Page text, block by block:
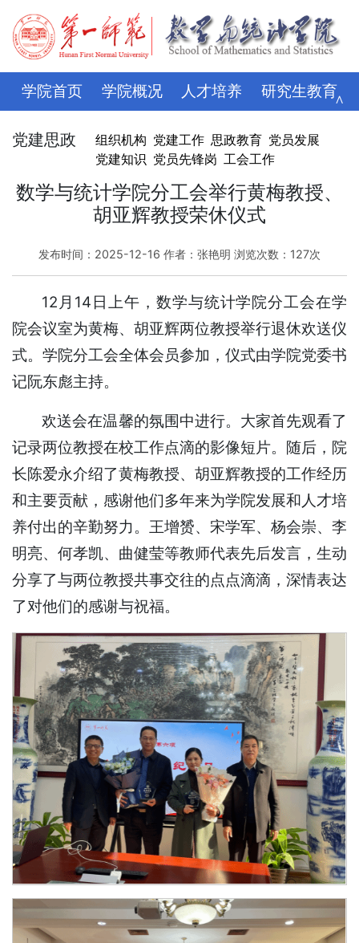
学院首页 学院概况 人才培养 研究生教育
学科科研 师资队伍 招生就业 党建思政
评建专栏 资料下载
∧
党建思政 组织机构 党建工作 思政教育 党员发展
党建知识 党员先锋岗 工会工作
数学与统计学院分工会举行黄梅教授、
胡亚辉教授荣休仪式
发布时间：2025-12-16 作者：张艳明 浏览次数： 127次
12月14日上午，数学与统计学院分工会在学
院会议室为黄梅、胡亚辉两位教授举行退休欢送仪
式。学院分工会全体会员参加，仪式由学院党委书
记阮东彪主持。
欢送会在温馨的氛围中进行。大家首先观看了
记录两位教授在校工作点滴的影像短片。随后，院
长陈爱永介绍了黄梅教授、胡亚辉教授的工作经历
和主要贡献，感谢他们多年来为学院发展和人才培
养付出的辛勤努力。王增赟、宋学军、杨会崇、李
明亮、何孝凯、曲健莹等教师代表先后发言，生动
分享了与两位教授共事交往的点点滴滴，深情表达
了对他们的感谢与祝福。